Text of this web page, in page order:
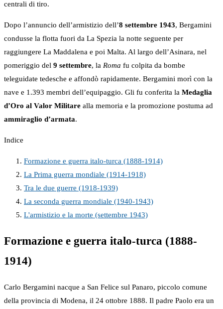
centrali di tiro.
Dopo l’annuncio dell’armistizio dell’8 settembre 1943, Bergamini
condusse la flotta fuori da La Spezia la notte seguente per
raggiungere La Maddalena e poi Malta. Al largo dell’Asinara, nel
pomeriggio del 9 settembre, la Roma fu colpita da bombe
teleguidate tedesche e affondò rapidamente. Bergamini morì con la
nave e 1.393 membri dell’equipaggio. Gli fu conferita la Medaglia
d’Oro al Valor Militare alla memoria e la promozione postuma ad
ammiraglio d’armata.
Indice
Formazione e guerra italo-turca (1888-1914)
La Prima guerra mondiale (1914-1918)
Tra le due guerre (1918-1939)
La seconda guerra mondiale (1940-1943)
L'armistizio e la morte (settembre 1943)
Formazione e guerra italo-turca (1888-
1914)
Carlo Bergamini nacque a San Felice sul Panaro, piccolo comune
della provincia di Modena, il 24 ottobre 1888. Il padre Paolo era un